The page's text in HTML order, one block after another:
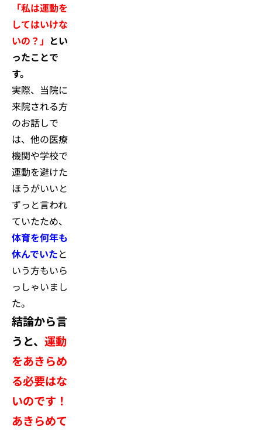
「私は運動を
してはいけな
いの？」 とい
ったことで
す。
実際、当院に
来院される方
のお話しで
は、他の医療
機関や学校で
運動を避けた
ほうがいいと
ずっと言われ
ていたため、
体育を何年も
休んでいたと
いう方もいら
っしゃいまし
た。
結論から言
うと、 運動
をあきらめ
る必要はな
いのです！
あきらめて